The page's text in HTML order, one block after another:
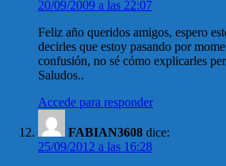
20/09/2009 a las 22:07
Feliz año queridos amigos, espero
decirles que estoy pasando por
confusión, no sé cómo explicarles
Saludos..
Accede para responder
FABIAN3608 dice:
25/09/2012 a las 16:28